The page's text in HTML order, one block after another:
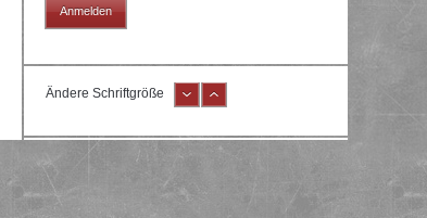
Ändere Schriftgröße